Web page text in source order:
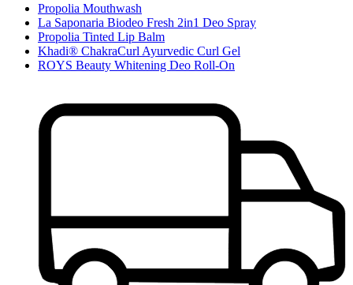
Propolia Mouthwash
La Saponaria Biodeo Fresh 2in1 Deo Spray
Propolia Tinted Lip Balm
Khadi® ChakraCurl Ayurvedic Curl Gel
ROYS Beauty Whitening Deo Roll-On